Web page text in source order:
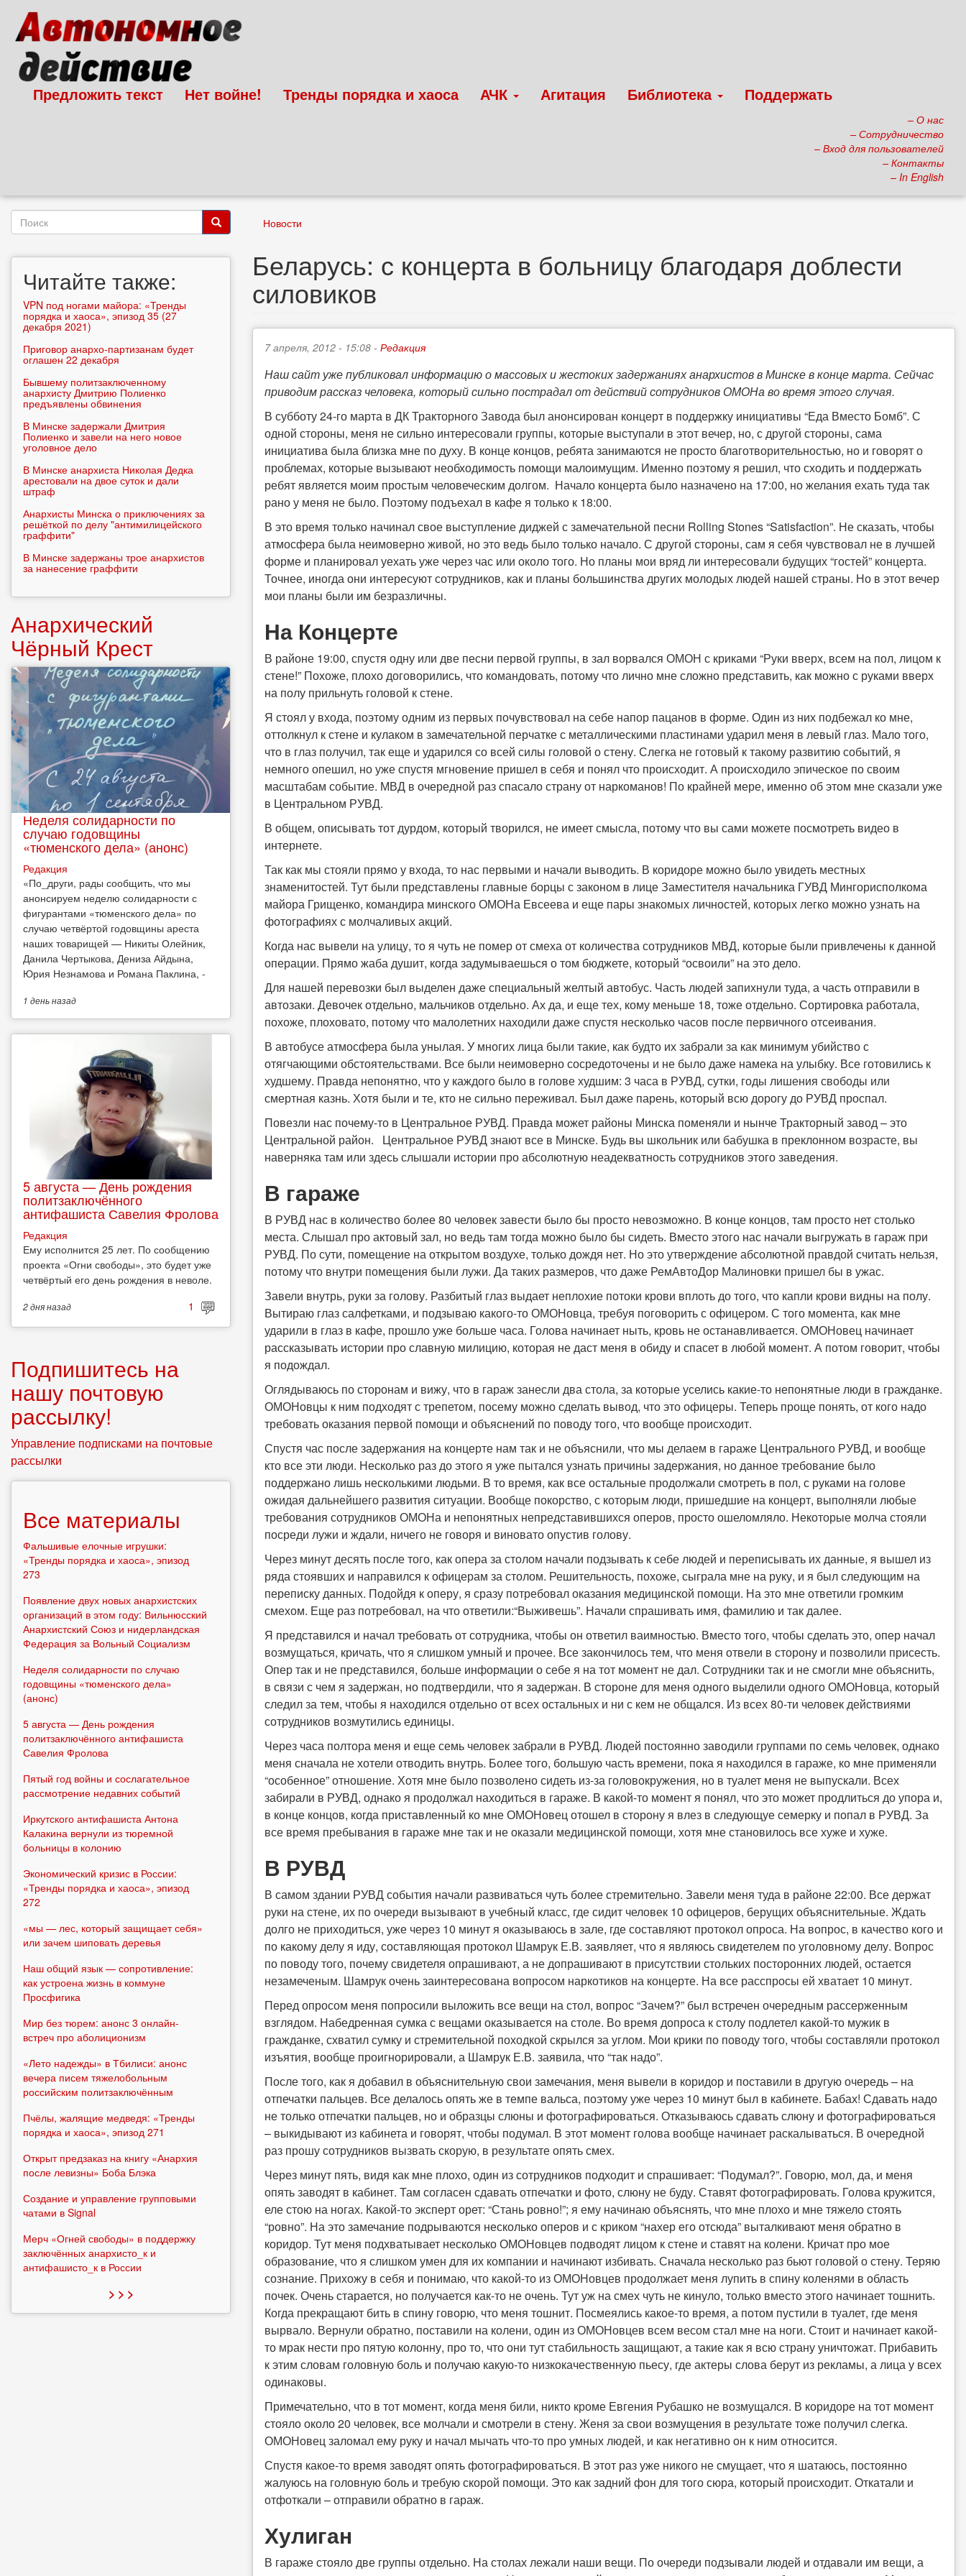
основному
содержанию
Предложить текст Нет войне! Тренды порядка и хаоса АЧК Агитация Библиотека Поддержать
– О нас
– Сотрудничество
– Вход для пользователей
– Контакты
– In English
Новости
Беларусь: с концерта в больницу благодаря доблести
силовиков
7 апреля, 2012 - 15:08 - Редакция
Наш сайт уже публиковал информацию о массовых и жестоких задержаниях анархистов в Минске в конце марта. Сейчас
приводим рассказ человека, который сильно пострадал от действий сотрудников ОМОНа во время этого случая.
В субботу 24-го марта в ДК Тракторного Завода был анонсирован концерт в поддержку инициативы “Еда Вместо Бомб”. С
одной стороны, меня не сильно интересовали группы, которые выступали в этот вечер, но, с другой стороны, сама
инициатива была близка мне по духу. В конце концов, ребята занимаются не просто благотворительностью, но и говорят о
проблемах, которые вызывают необходимость помощи малоимущим. Именно поэтому я решил, что сходить и поддержать
ребят является моим простым человеческим долгом. Начало концерта было назначено на 17:00, но желания ехать туда так
рано у меня не было. Поэтому подъехал в кафе я только к 18:00.
В это время только начинал свое выступление диджей с замечательной песни Rolling Stones “Satisfaction”. Не сказать, чтобы
атмосфера была неимоверно живой, но это ведь было только начало. С другой стороны, сам я себя чувствовал не в лучшей
форме и планировал уехать уже через час или около того. Но планы мои вряд ли интересовали будущих “гостей” концерта.
Точнее, иногда они интересуют сотрудников, как и планы большинства других молодых людей нашей страны. Но в этот вечер
мои планы были им безразличны.
На Концерте
В районе 19:00, спустя одну или две песни первой группы, в зал ворвался ОМОН с криками “Руки вверх, всем на пол, лицом к
стене!” Похоже, плохо договорились, что командовать, потому что лично мне сложно представить, как можно с руками вверх
на полу прильнуть головой к стене.
Я стоял у входа, поэтому одним из первых почувствовал на себе напор пацанов в форме. Один из них подбежал ко мне,
оттолкнул к стене и кулаком в замечательной перчатке с металлическими пластинами ударил меня в левый глаз. Мало того,
что в глаз получил, так еще и ударился со всей силы головой о стену. Слегка не готовый к такому развитию событий, я
немного опешил, но уже спустя мгновение пришел в себя и понял что происходит. А происходило эпическое по своим
масштабам событие. МВД в очередной раз спасало страну от наркоманов! По крайней мере, именно об этом мне сказали уже
в Центральном РУВД.
В общем, описывать тот дурдом, который творился, не имеет смысла, потому что вы сами можете посмотреть видео в
интернете.
Так как мы стояли прямо у входа, то нас первыми и начали выводить. В коридоре можно было увидеть местных
знаменитостей. Тут были представлены главные борцы с законом в лице Заместителя начальника ГУВД Мингорисполкома
майора Грищенко, командира минского ОМОНа Евсеева и еще пары знакомых личностей, которых легко можно узнать на
фотографиях с молчаливых акций.
Когда нас вывели на улицу, то я чуть не помер от смеха от количества сотрудников МВД, которые были привлечены к данной
операции. Прямо жаба душит, когда задумываешься о том бюджете, который “освоили” на это дело.
Для нашей перевозки был выделен даже специальный желтый автобус. Часть людей запихнули туда, а часть отправили в
автозаки. Девочек отдельно, мальчиков отдельно. Ах да, и еще тех, кому меньше 18, тоже отдельно. Сортировка работала,
похоже, плоховато, потому что малолетних находили даже спустя несколько часов после первичного отсеивания.
В автобусе атмосфера была унылая. У многих лица были такие, как будто их забрали за как минимум убийство с
отягчающими обстоятельствами. Все были неимоверно сосредоточены и не было даже намека на улыбку. Все готовились к
худшему. Правда непонятно, что у каждого было в голове худшим: 3 часа в РУВД, сутки, годы лишения свободы или
смертная казнь. Хотя были и те, кто не сильно переживал. Был даже парень, который всю дорогу до РУВД проспал.
Повезли нас почему-то в Центральное РУВД. Правда может районы Минска поменяли и нынче Тракторный завод – это
Центральной район. Центральное РУВД знают все в Минске. Будь вы школьник или бабушка в преклонном возрасте, вы
наверняка там или здесь слышали истории про абсолютную неадекватность сотрудников этого заведения.
В гараже
В РУВД нас в количество более 80 человек завести было бы просто невозможно. В конце концов, там просто нет столько
места. Слышал про актовый зал, но ведь там тогда можно было бы сидеть. Вместо этого нас начали выгружать в гараж при
РУВД. По сути, помещение на открытом воздухе, только дождя нет. Но это утверждение абсолютной правдой считать нельзя,
потому что внутри помещения были лужи. Да таких размеров, что даже РемАвтоДор Малиновки пришел бы в ужас.
Завели внутрь, руки за голову. Разбитый глаз выдает неплохие потоки крови вплоть до того, что капли крови видны на полу.
Вытираю глаз салфетками, и подзываю какого-то ОМОНовца, требуя поговорить с офицером. С того момента, как мне
ударили в глаз в кафе, прошло уже больше часа. Голова начинает ныть, кровь не останавливается. ОМОНовец начинает
рассказывать истории про славную милицию, которая не даст меня в обиду и спасет в любой момент. А потом говорит, чтобы
я подождал.
Оглядываюсь по сторонам и вижу, что в гараж занесли два стола, за которые уселись какие-то непонятные люди в гражданке.
ОМОНовцы к ним подходят с трепетом, посему можно сделать вывод, что это офицеры. Теперь проще понять, от кого надо
требовать оказания первой помощи и объяснений по поводу того, что вообще происходит.
Спустя час после задержания на концерте нам так и не объяснили, что мы делаем в гараже Центрального РУВД, и вообще
кто все эти люди. Несколько раз до этого я уже пытался узнать причины задержания, но данное требование было
поддержано лишь несколькими людьми. В то время, как все остальные продолжали смотреть в пол, с руками на голове
ожидая дальнейшего развития ситуации. Вообще покорство, с которым люди, пришедшие на концерт, выполняли любые
требования сотрудников ОМОНа и непонятных непредставившихся оперов, просто ошеломляло. Некоторые молча стояли
посреди лужи и ждали, ничего не говоря и виновато опустив голову.
Через минут десять после того, как опера за столом начали подзывать к себе людей и переписывать их данные, я вышел из
ряда стоявших и направился к офицерам за столом. Решительность, похоже, сыграла мне на руку, и я был следующим на
переписку данных. Подойдя к оперу, я сразу потребовал оказания медицинской помощи. На это мне ответили громким
смехом. Еще раз потребовал, на что ответили:“Выживешь”. Начали спрашивать имя, фамилию и так далее.
Я представился и начал требовать от сотрудника, чтобы он ответил ваимностью. Вместо того, чтобы сделать это, опер начал
возмущаться, кричать, что я слишком умный и прочее. Все закончилось тем, что меня отвели в сторону и позволили присесть.
Опер так и не представился, больше информации о себе я на тот момент не дал. Сотрудники так и не смогли мне объяснить,
в связи с чем я задержан, но подтвердили, что я задержан. В стороне для меня одного выделили одного ОМОНовца, который
следил за тем, чтобы я находился отдельно от всех остальных и ни с кем не общался. Из всех 80-ти человек действиями
сотрудников возмутились единицы.
Через часа полтора меня и еще семь человек забрали в РУВД. Людей постоянно заводили группами по семь человек, однако
меня сначала не хотели отводить внутрь. Более того, большую часть времени, пока я находился в гараже, ко мне применяли
“особенное” отношение. Хотя мне было позволено сидеть из-за головокружения, но в туалет меня не выпускали. Всех
забирали в РУВД, однако я продолжал находиться в гараже. В какой-то момент я понял, что это может продлиться до упора и,
в конце концов, когда приставленный ко мне ОМОНовец отошел в сторону я влез в следующуе семерку и попал в РУВД. За
все время пребывания в гараже мне так и не оказали медицинской помощи, хотя мне становилось все хуже и хуже.
В РУВД
В самом здании РУВД события начали развиваться чуть более стремительно. Завели меня туда в районе 22:00. Все держат
руки на стене, их по очереди вызывают в учебный класс, где сидит человек 10 офицеров, берущих объяснительные. Ждать
долго не приходиться, уже через 10 минут я оказываюсь в зале, где составляют протокол опроса. На вопрос, в качество кого и
по какому делу я иду, составляющая протокол Шамрук Е.В. заявляет, что я являюсь свидетелем по уголовному делу. Вопрос
по поводу того, почему свидетеля опрашивают, а не допрашивают в присутствии стольких посторонних людей, остается
незамеченым. Шамрук очень заинтересована вопросом наркотиков на концерте. На все расспросы ей хватает 10 минут.
Перед опросом меня попросили выложить все вещи на стол, вопрос “Зачем?” был встречен очередным рассерженным
взглядом. Набедренная сумка с вещами оказывается на столе. Во время допроса к столу подлетел какой-то мужик в
гражданке, схватил сумку и стремительной походкой скрылся за углом. Мои крики по поводу того, чтобы составляли протокол
изъятия, вообще проигнорировали, а Шамрук Е.В. заявила, что “так надо”.
После того, как я добавил в объяснительную свои замечания, меня вывели в коридор и поставили в другую очередь – на
отпечатки пальцев. Все делалось опять же в темпе вальса, поэтому уже через 10 минут был в кабинете. Бабах! Сдавать надо
не только отпечатки пальцев, но и образцы слюны и фотографироваться. Отказываюсь сдавать слюну и фотографироваться
– выкидывают из кабинета и говорят, чтобы подумал. В этот момент голова вообще начинает раскалываться. В очередной
раз прошу сотрудников вызвать скорую, в результате опять смех.
Через минут пять, видя как мне плохо, один из сотрудников подходит и спрашивает: “Подумал?”. Говорю, мол, да, и меня
опять заводят в кабинет. Там согласен сдавать отпечатки и фото, слюну не буду. Ставят фотографировать. Голова кружится,
еле стою на ногах. Какой-то эксперт орет: “Стань ровно!”; я ему начинаю объяснять, что мне плохо и мне тяжело стоять
“ровно”. На это замечание подрываются несколько оперов и с криком “нахер его отсюда” выталкивают меня обратно в
коридор. Тут меня подхватывает несколько ОМОНовцев подводят лицом к стене и ставят на колени. Кричат про мое
образование, что я слишком умен для их компании и начинают избивать. Сначала несколько раз бьют головой о стену. Теряю
сознание. Прихожу в себя и понимаю, что какой-то из ОМОНовцев продолжает меня лупить в спину коленями в область
почек. Очень старается, но получается как-то не очень. Тут уж на смех чуть не кинуло, только вместо этого начинает тошнить.
Когда прекращают бить в спину говорю, что меня тошнит. Посмеялись какое-то время, а потом пустили в туалет, где меня
вырвало. Вернули обратно, поставили на колени, один из ОМОНовцев всем весом стал мне на ноги. Стоит и начинает какой-
то мрак нести про пятую колонну, про то, что они тут стабильность защищают, а такие как я всю страну уничтожат. Прибавить
к этим словам головную боль и получаю какую-то низкокачественную пьесу, где актеры слова берут из рекламы, а лица у всех
одинаковы.
Примечательно, что в тот момент, когда меня били, никто кроме Евгения Рубашко не возмущался. В коридоре на тот момент
стояло около 20 человек, все молчали и смотрели в стену. Женя за свои возмущения в результате тоже получил слегка.
ОМОНовец заломал ему руку и начал мычать что-то про умных людей, и как негативно он к ним относится.
Спустя какое-то время заводят опять фотографироваться. В этот раз уже никого не смущает, что я шатаюсь, постоянно
жалуюсь на головную боль и требую скорой помощи. Это как задний фон для того сюра, который происходит. Откатали и
отфоткали – отправили обратно в гараж.
Хулиган
В гараже стояло две группы отдельно. На столах лежали наши вещи. По очереди подзывали людей и отдавали им вещи, а
Форма
Читайте также:
VPN под ногами майора: «Тренды
порядка и хаоса», эпизод 35 (27
декабря 2021)
Приговор анархо-партизанам будет
оглашен 22 декабря
Бывшему политзаключенному
анархисту Дмитрию Полиенко
предъявлены обвинения
В Минске задержали Дмитрия
Полиенко и завели на него новое
уголовное дело
В Минске анархиста Николая Дедка
арестовали на двое суток и дали
штраф
Анархисты Минска о приключениях за
решёткой по делу "антимилицейского
граффити"
В Минске задержаны трое анархистов
за нанесение граффити
Анархический
Чёрный Крест
Неделя солидарности по
случаю годовщины
«тюменского дела» (анонс)
Редакция
​«По_други, рады сообщить, что мы
анонсируем неделю солидарности с
фигурантами «тюменского дела» по
случаю четвёртой годовщины ареста
наших товарищей — Никиты Олейник,
Данила Чертыкова, Дениза Айдына,
Юрия Незнамова и Романа Паклина, -
1 деньназад
5 августа — День рождения
политзаключённого
антифашиста Савелия Фролова
Редакция
Ему исполнится 25 лет. По сообщению
проекта «Огни свободы», это будет уже
четвёртый его день рождения в неволе.
2 дняназад 1
Подпишитесь на
нашу почтовую
рассылку!
Управление подписками на почтовые
рассылки
Все материалы
Фальшивые елочные игрушки:
«Тренды порядка и хаоса», эпизод
273
Появление двух новых анархистских
организаций в этом году: Вильнюсский
Анархистский Союз и нидерландская
Федерация за Вольный Социализм
Неделя солидарности по случаю
годовщины «тюменского дела»
(анонс)
5 августа — День рождения
политзаключённого антифашиста
Савелия Фролова
Пятый год войны и сослагательное
рассмотрение недавних событий
Иркутского антифашиста Антона
Калакина вернули из тюремной
больницы в колонию
Экономический кризис в России:
«Тренды порядка и хаоса», эпизод
272
«мы — лес, который защищает себя»
или зачем шиповать деревья
Наш общий язык — сопротивление:
как устроена жизнь в коммуне
Просфигика
Мир без тюрем: анонс 3 онлайн-
встреч про аболиционизм
«Лето надежды» в Тбилиси: анонс
вечера писем тяжелобольным
российским политзаключённым
Пчёлы, жалящие медведя: «Тренды
порядка и хаоса», эпизод 271
Открыт предзаказ на книгу «Анархия
после левизны» Боба Блэка
Создание и управление групповыми
чатами в Signal
Мерч «Огней свободы» в поддержку
заключённых анархисто_к и
антифашисто_к в России
> > >